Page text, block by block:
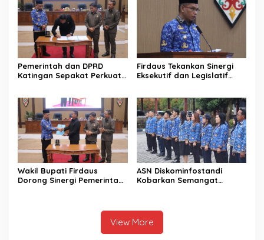
Pemerintah dan DPRD
Katingan Sepakat Perkuat
Firdaus Tekankan Sinergi
Eksekutif dan Legislatif
Wakil Bupati Firdaus
Dorong Sinergi Pemerintah
ASN Diskominfostandi
Kobarkan Semangat
View More